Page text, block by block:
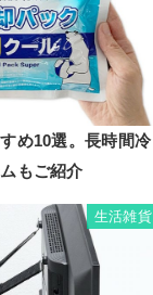
め10選。長時間冷
もご紹介
生活雑貨